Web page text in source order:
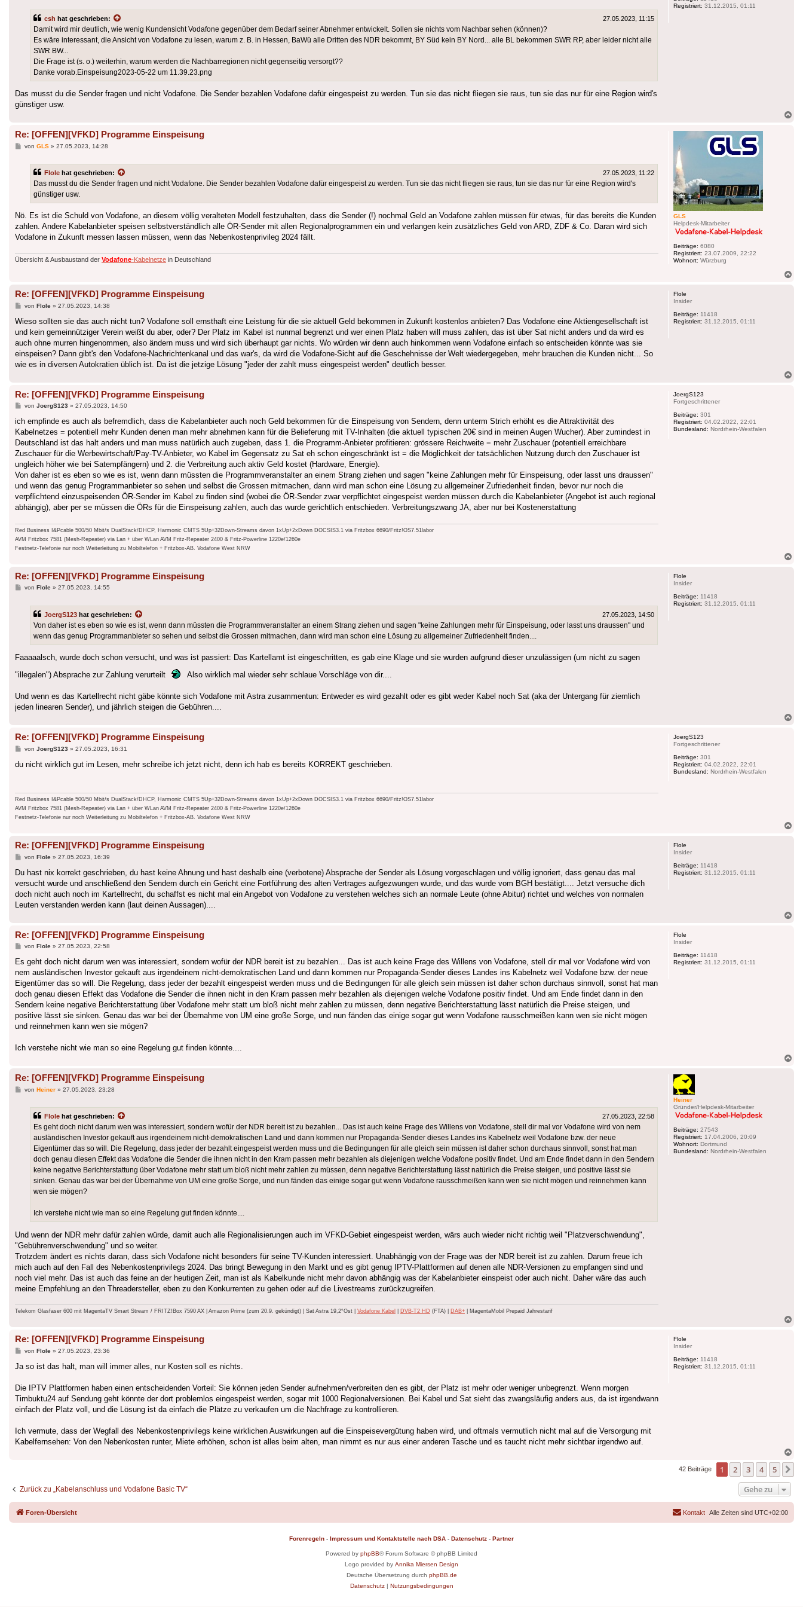
Registriert: 31.12.2015, 01:11
csh hat geschrieben: 27.05.2023, 11:15
Damit wird mir deutlich, wie wenig Kundensicht Vodafone gegenüber dem Bedarf seiner Abnehmer entwickelt. Sollen sie nichts vom Nachbar sehen (können)?
Es wäre interessant, die Ansicht von Vodafone zu lesen, warum z. B. in Hessen, BaWü alle Dritten des NDR bekommt, BY Süd kein BY Nord... alle BL bekommen SWR RP, aber leider nicht alle
SWR BW...
Die Frage ist (s. o.) weiterhin, warum werden die Nachbarregionen nicht gegenseitig versorgt??
Danke vorab.Einspeisung2023-05-22 um 11.39.23.png
Das musst du die Sender fragen und nicht Vodafone. Die Sender bezahlen Vodafone dafür eingespeist zu werden. Tun sie das nicht fliegen sie raus, tun sie das nur für eine Region wird's
günstiger usw.
GLS
Helpdesk-Mitarbeiter
Beiträge: 6080
Registriert: 23.07.2009, 22:22
Wohnort: Würzburg
Re: [OFFEN][VFKD] Programme Einspeisung
Beitrag
von GLS» 27.05.2023, 14:28
Flole hat geschrieben: 27.05.2023, 11:22
Das musst du die Sender fragen und nicht Vodafone. Die Sender bezahlen Vodafone dafür eingespeist zu werden. Tun sie das nicht fliegen sie raus, tun sie das nur für eine Region wird's
günstiger usw.
Nö. Es ist die Schuld von Vodafone, an diesem völlig veralteten Modell festzuhalten, dass die Sender (!) nochmal Geld an Vodafone zahlen müssen für etwas, für das bereits die Kunden
zahlen. Andere Kabelanbieter speisen selbstverständlich alle ÖR-Sender mit allen Regionalprogrammen ein und verlangen kein zusätzliches Geld von ARD, ZDF & Co. Daran wird sich
Vodafone in Zukunft messen lassen müssen, wenn das Nebenkostenprivileg 2024 fällt.
Übersicht & Ausbaustand der Vodafone-Kabelnetze in Deutschland
Flole
Insider
Beiträge: 11418
Registriert: 31.12.2015, 01:11
Re: [OFFEN][VFKD] Programme Einspeisung
Beitrag
von Flole» 27.05.2023, 14:38
Wieso sollten sie das auch nicht tun? Vodafone soll ernsthaft eine Leistung für die sie aktuell Geld bekommen in Zukunft kostenlos anbieten? Das Vodafone eine Aktiengesellschaft ist
und kein gemeinnütziger Verein weißt du aber, oder? Der Platz im Kabel ist nunmal begrenzt und wer einen Platz haben will muss zahlen, das ist über Sat nicht anders und da wird es
auch ohne murren hingenommen, also ändern muss und wird sich überhaupt gar nichts. Wo würden wir denn auch hinkommen wenn Vodafone einfach so entscheiden könnte was sie
einspeisen? Dann gibt's den Vodafone-Nachrichtenkanal und das war's, da wird die Vodafone-Sicht auf die Geschehnisse der Welt wiedergegeben, mehr brauchen die Kunden nicht... So
wie es in diversen Autokratien üblich ist. Da ist die jetzige Lösung "jeder der zahlt muss eingespeist werden" deutlich besser.
JoergS123
Fortgeschrittener
Beiträge: 301
Registriert: 04.02.2022, 22:01
Bundesland: Nordrhein-Westfalen
Re: [OFFEN][VFKD] Programme Einspeisung
Beitrag
von JoergS123» 27.05.2023, 14:50
ich empfinde es auch als befremdlich, dass die Kabelanbieter auch noch Geld bekommen für die Einspeisung von Sendern, denn unterm Strich erhöht es die Attraktivität des
Kabelnetzes = potentiell mehr Kunden denen man mehr abnehmen kann für die Belieferung mit TV-Inhalten (die aktuell typischen 20€ sind in meinen Augen Wucher). Aber zumindest in
Deutschland ist das halt anders und man muss natürlich auch zugeben, dass 1. die Programm-Anbieter profitieren: grössere Reichweite = mehr Zuschauer (potentiell erreichbare
Zuschauer für die Werbewirtschaft/Pay-TV-Anbieter, wo Kabel im Gegensatz zu Sat eh schon eingeschränkt ist = die Möglichkeit der tatsächlichen Nutzung durch den Zuschauer ist
ungleich höher wie bei Satempfängern) und 2. die Verbreitung auch aktiv Geld kostet (Hardware, Energie).
Von daher ist es eben so wie es ist, wenn dann müssten die Programmveranstalter an einem Strang ziehen und sagen "keine Zahlungen mehr für Einspeisung, oder lasst uns draussen"
und wenn das genug Programmanbieter so sehen und selbst die Grossen mitmachen, dann wird man schon eine Lösung zu allgemeiner Zufriedenheit finden, bevor nur noch die
verpflichtend einzuspeisenden ÖR-Sender im Kabel zu finden sind (wobei die ÖR-Sender zwar verpflichtet eingespeist werden müssen durch die Kabelanbieter (Angebot ist auch regional
abhängig), aber per se müssen die ÖRs für die Einspeisung zahlen, auch das wurde gerichtlich entschieden. Verbreitungszwang JA, aber nur bei Kostenerstattung
Red Business I&Pcable 500/50 Mbit/s DualStack/DHCP, Harmonic CMTS 5Up+32Down-Streams davon 1xUp+2xDown DOCSIS3.1 via Fritzbox 6690/Fritz!OS7.51labor
AVM Fritzbox 7581 (Mesh-Repeater) via Lan + über WLan AVM Fritz-Repeater 2400 & Fritz-Powerline 1220e/1260e
Festnetz-Telefonie nur noch Weiterleitung zu Mobiltelefon + Fritzbox-AB. Vodafone West NRW
Flole
Insider
Beiträge: 11418
Registriert: 31.12.2015, 01:11
Re: [OFFEN][VFKD] Programme Einspeisung
Beitrag
von Flole» 27.05.2023, 14:55
JoergS123 hat geschrieben: 27.05.2023, 14:50
Von daher ist es eben so wie es ist, wenn dann müssten die Programmveranstalter an einem Strang ziehen und sagen "keine Zahlungen mehr für Einspeisung, oder lasst uns draussen" und
wenn das genug Programmanbieter so sehen und selbst die Grossen mitmachen, dann wird man schon eine Lösung zu allgemeiner Zufriedenheit finden....
Faaaaalsch, wurde doch schon versucht, und was ist passiert: Das Kartellamt ist eingeschritten, es gab eine Klage und sie wurden aufgrund dieser unzulässigen (um nicht zu sagen
"illegalen") Absprache zur Zahlung verurteilt
Also wirklich mal wieder sehr schlaue Vorschläge von dir....
Und wenn es das Kartellrecht nicht gäbe könnte sich Vodafone mit Astra zusammentun: Entweder es wird gezahlt oder es gibt weder Kabel noch Sat (aka der Untergang für ziemlich
jeden linearen Sender), und jährlich steigen die Gebühren....
JoergS123
Fortgeschrittener
Beiträge: 301
Registriert: 04.02.2022, 22:01
Bundesland: Nordrhein-Westfalen
Re: [OFFEN][VFKD] Programme Einspeisung
Beitrag
von JoergS123» 27.05.2023, 16:31
du nicht wirklich gut im Lesen, mehr schreibe ich jetzt nicht, denn ich hab es bereits KORREKT geschrieben.
Red Business I&Pcable 500/50 Mbit/s DualStack/DHCP, Harmonic CMTS 5Up+32Down-Streams davon 1xUp+2xDown DOCSIS3.1 via Fritzbox 6690/Fritz!OS7.51labor
AVM Fritzbox 7581 (Mesh-Repeater) via Lan + über WLan AVM Fritz-Repeater 2400 & Fritz-Powerline 1220e/1260e
Festnetz-Telefonie nur noch Weiterleitung zu Mobiltelefon + Fritzbox-AB. Vodafone West NRW
Flole
Insider
Beiträge: 11418
Registriert: 31.12.2015, 01:11
Re: [OFFEN][VFKD] Programme Einspeisung
Beitrag
von Flole» 27.05.2023, 16:39
Du hast nix korrekt geschrieben, du hast keine Ahnung und hast deshalb eine (verbotene) Absprache der Sender als Lösung vorgeschlagen und völlig ignoriert, dass genau das mal
versucht wurde und anschließend den Sendern durch ein Gericht eine Fortführung des alten Vertrages aufgezwungen wurde, und das wurde vom BGH bestätigt.... Jetzt versuche dich
doch nicht auch noch im Kartellrecht, du schaffst es nicht mal ein Angebot von Vodafone zu verstehen welches sich an normale Leute (ohne Abitur) richtet und welches von normalen
Leuten verstanden werden kann (laut deinen Aussagen)....
Flole
Insider
Beiträge: 11418
Registriert: 31.12.2015, 01:11
Re: [OFFEN][VFKD] Programme Einspeisung
Beitrag
von Flole» 27.05.2023, 22:58
Es geht doch nicht darum wen was interessiert, sondern wofür der NDR bereit ist zu bezahlen... Das ist auch keine Frage des Willens von Vodafone, stell dir mal vor Vodafone wird von
nem ausländischen Investor gekauft aus irgendeinem nicht-demokratischen Land und dann kommen nur Propaganda-Sender dieses Landes ins Kabelnetz weil Vodafone bzw. der neue
Eigentümer das so will. Die Regelung, dass jeder der bezahlt eingespeist werden muss und die Bedingungen für alle gleich sein müssen ist daher schon durchaus sinnvoll, sonst hat man
doch genau diesen Effekt das Vodafone die Sender die ihnen nicht in den Kram passen mehr bezahlen als diejenigen welche Vodafone positiv findet. Und am Ende findet dann in den
Sendern keine negative Berichterstattung über Vodafone mehr statt um bloß nicht mehr zahlen zu müssen, denn negative Berichterstattung lässt natürlich die Preise steigen, und
positive lässt sie sinken. Genau das war bei der Übernahme von UM eine große Sorge, und nun fänden das einige sogar gut wenn Vodafone rausschmeißen kann wen sie nicht mögen
und reinnehmen kann wen sie mögen?
Ich verstehe nicht wie man so eine Regelung gut finden könnte....
Heiner
Gründer/Helpdesk-Mitarbeiter
Beiträge: 27543
Registriert: 17.04.2006, 20:09
Wohnort: Dortmund
Bundesland: Nordrhein-Westfalen
Re: [OFFEN][VFKD] Programme Einspeisung
Beitrag
von Heiner» 27.05.2023, 23:28
Flole hat geschrieben: 27.05.2023, 22:58
Es geht doch nicht darum wen was interessiert, sondern wofür der NDR bereit ist zu bezahlen... Das ist auch keine Frage des Willens von Vodafone, stell dir mal vor Vodafone wird von nem
ausländischen Investor gekauft aus irgendeinem nicht-demokratischen Land und dann kommen nur Propaganda-Sender dieses Landes ins Kabelnetz weil Vodafone bzw. der neue
Eigentümer das so will. Die Regelung, dass jeder der bezahlt eingespeist werden muss und die Bedingungen für alle gleich sein müssen ist daher schon durchaus sinnvoll, sonst hat man
doch genau diesen Effekt das Vodafone die Sender die ihnen nicht in den Kram passen mehr bezahlen als diejenigen welche Vodafone positiv findet. Und am Ende findet dann in den Sendern
keine negative Berichterstattung über Vodafone mehr statt um bloß nicht mehr zahlen zu müssen, denn negative Berichterstattung lässt natürlich die Preise steigen, und positive lässt sie
sinken. Genau das war bei der Übernahme von UM eine große Sorge, und nun fänden das einige sogar gut wenn Vodafone rausschmeißen kann wen sie nicht mögen und reinnehmen kann
wen sie mögen?
Ich verstehe nicht wie man so eine Regelung gut finden könnte....
Und wenn der NDR mehr dafür zahlen würde, damit auch alle Regionalisierungen auch im VFKD-Gebiet eingespeist werden, wärs auch wieder nicht richtig weil "Platzverschwendung",
"Gebührenverschwendung" und so weiter.
Trotzdem ändert es nichts daran, dass sich Vodafone nicht besonders für seine TV-Kunden interessiert. Unabhängig von der Frage was der NDR bereit ist zu zahlen. Darum freue ich
mich auch auf den Fall des Nebenkostenprivilegs 2024. Das bringt Bewegung in den Markt und es gibt genug IPTV-Plattformen auf denen alle NDR-Versionen zu empfangen sind und
noch viel mehr. Das ist auch das feine an der heutigen Zeit, man ist als Kabelkunde nicht mehr davon abhängig was der Kabelanbieter einspeist oder auch nicht. Daher wäre das auch
meine Empfehlung an den Threadersteller, eben zu den Konkurrenten zu gehen oder auf die Livestreams zurückzugreifen.
Telekom Glasfaser 600 mit MagentaTV Smart Stream / FRITZ!Box 7590 AX | Amazon Prime (zum 20.9. gekündigt) | Sat Astra 19,2°Ost | Vodafone Kabel DVB-T2 HD (FTA) | DAB+ | MagentaMobil Prepaid Jahrestarif
Flole
Insider
Beiträge: 11418
Registriert: 31.12.2015, 01:11
Re: [OFFEN][VFKD] Programme Einspeisung
Beitrag
von Flole» 27.05.2023, 23:36
Ja so ist das halt, man will immer alles, nur Kosten soll es nichts.
Die IPTV Plattformen haben einen entscheidenden Vorteil: Sie können jeden Sender aufnehmen/verbreiten den es gibt, der Platz ist mehr oder weniger unbegrenzt. Wenn morgen
Timbuktu24 auf Sendung geht könnte der dort problemlos eingespeist werden, sogar mit 1000 Regionalversionen. Bei Kabel und Sat sieht das zwangsläufig anders aus, da ist irgendwann
einfach der Platz voll, und die Lösung ist da einfach die Plätze zu verkaufen um die Nachfrage zu kontrollieren.
Ich vermute, dass der Wegfall des Nebenkostenprivilegs keine wirklichen Auswirkungen auf die Einspeisevergütung haben wird, und oftmals vermutlich nicht mal auf die Versorgung mit
Kabelfernsehen: Von den Nebenkosten runter, Miete erhöhen, schon ist alles beim alten, man nimmt es nur aus einer anderen Tasche und es taucht nicht mehr sichtbar irgendwo auf.
42 Beiträge 1 2 3 4 5
Zurück zu „Kabelanschluss und Vodafone Basic TV“ Gehe zu
Foren-Übersicht Alle Zeiten sind UTC+02:00
Kontakt
Forenregeln - Impressum und Kontaktstelle nach DSA - Datenschutz - Partner
Powered by phpBB® Forum Software © phpBB Limited
Logo provided by Annika Miersen Design
Deutsche Übersetzung durch phpBB.de
Datenschutz| Nutzungsbedingungen